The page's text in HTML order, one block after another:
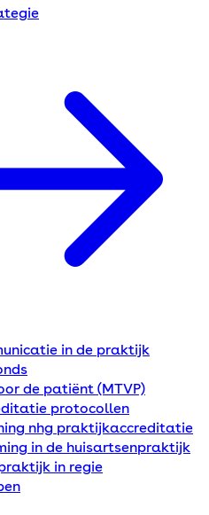
in de praktijk
de patiënt (MTVP)
protocollen
nhg praktijkaccreditatie
in de huisartsenpraktijk
in regie